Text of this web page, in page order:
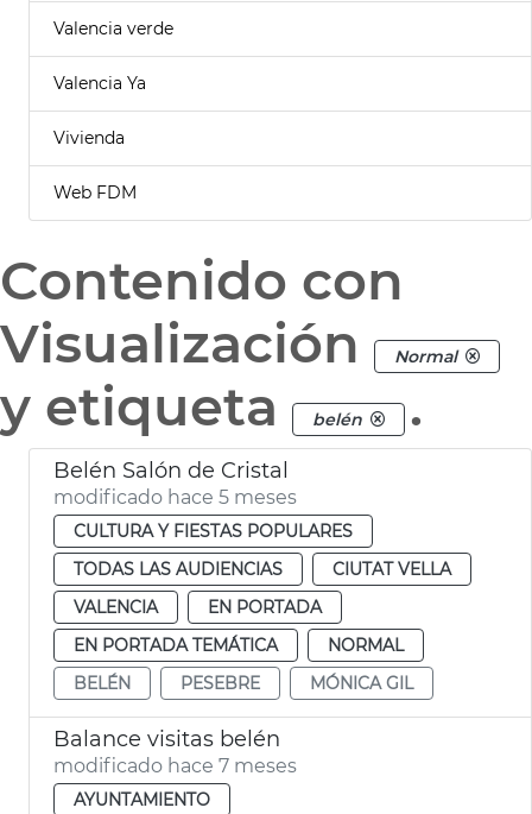
Valencia verde
Valencia Ya
Vivienda
Web FDM
Contenido con
Visualización
Normal
y etiqueta belén .
Belén Salón de Cristal
modificado hace 5 meses
CULTURA Y FIESTAS POPULARES
TODAS LAS AUDIENCIAS
CIUTAT VELLA
VALENCIA
EN PORTADA
EN PORTADA TEMÁTICA
NORMAL
BELÉN
PESEBRE MÓNICA GIL
Balance visitas belén
modificado hace 7 meses
AYUNTAMIENTO